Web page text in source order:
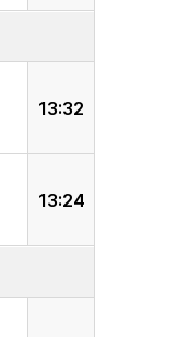
13:32
13:24